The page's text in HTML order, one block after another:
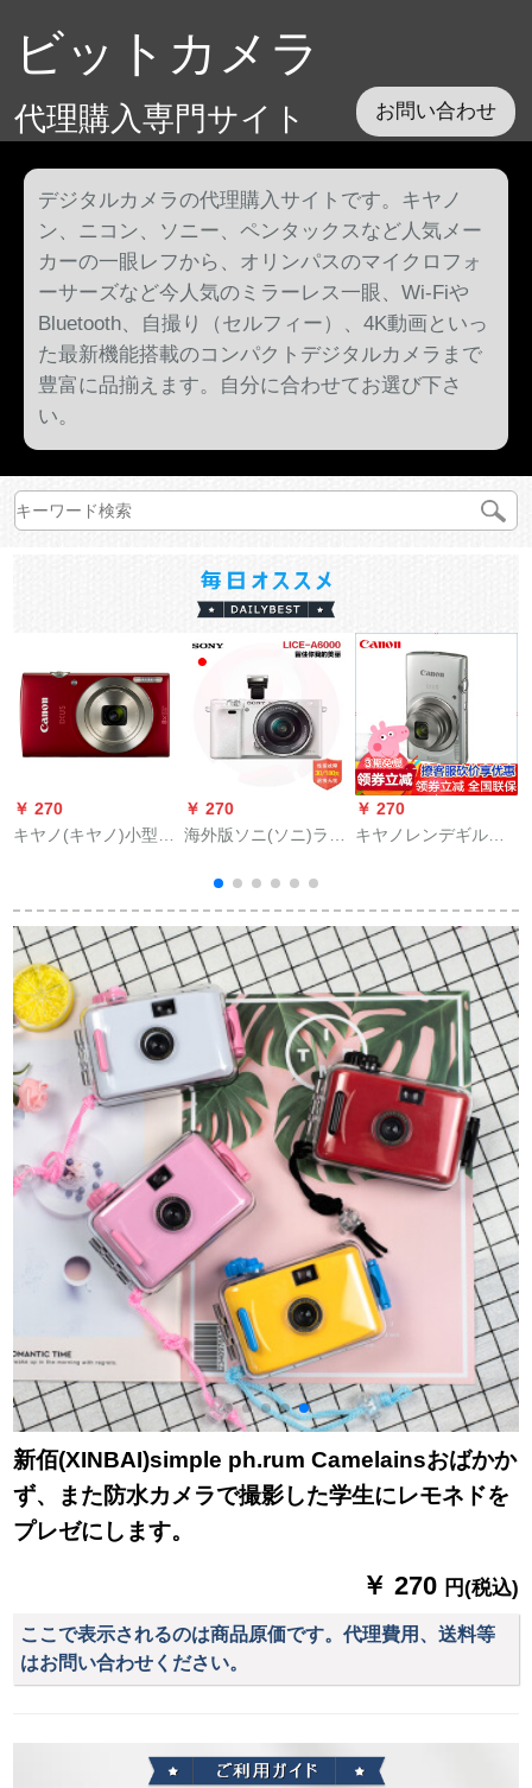
ビットカメラ
代理購入専門サイト お問い合わせ
デジタルカメラの代理購入サイトです。キヤノ
ン、ニコン、ソニー、ペンタックスなど人気メー
カーの一眼レフから、オリンパスのマイクロフォ
ーサーズなど今人気のミラーレス一眼、Wi-Fiや
Bluetooth、自撮り（セルフィー）、4K動画といっ
た最新機能搭載のコンパクトデジタルカメラまで
豊富に品揃えます。自分に合わせてお選び下さ
い。
￥ 270
キヤノ(キヤノ)小型デ
ラ2000万画素卡ドマ
チン自分撮りカメメ
メラー185赤公式サイ
トイ
￥ 270
海外版ソニ(ソニ)ライ
レズ30/180サービで
安心して购入しまし
た。
￥ 270
キヤノレンデギルカ
セト2
新佰(XINBAI)simple ph.rum Camelainsおばかか
ず、また防水カメラで撮影した学生にレモネドを
プレゼにします。
￥ 270 円(税込)
ここで表示されるのは商品原価です。代理費用、送料等
はお問い合わせください。